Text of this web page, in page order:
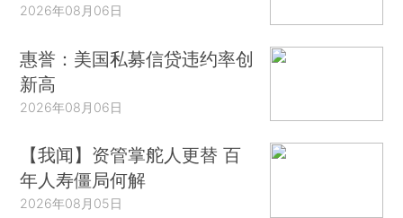
2026年08月06日
惠誉：美国私募信贷违约率创
新高
2026年08月06日
【我闻】资管掌舵人更替 百
年人寿僵局何解
2026年08月05日